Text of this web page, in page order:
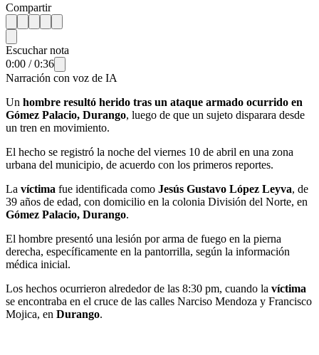
Compartir
Escuchar nota
0:00 /0:36
Narración con voz de IA
Un hombre resultó herido tras un ataque armado ocurrido en
Gómez Palacio, Durango, luego de que un sujeto disparara desde
un tren en movimiento.
El hecho se registró la noche del viernes 10 de abril en una zona
urbana del municipio, de acuerdo con los primeros reportes.
La víctima fue identificada como Jesús Gustavo López Leyva, de
39 años de edad, con domicilio en la colonia División del Norte, en
Gómez Palacio, Durango.
El hombre presentó una lesión por arma de fuego en la pierna
derecha, específicamente en la pantorrilla, según la información
médica inicial.
Los hechos ocurrieron alrededor de las 8:30 pm, cuando la víctima
se encontraba en el cruce de las calles Narciso Mendoza y Francisco
Mojica, en Durango.